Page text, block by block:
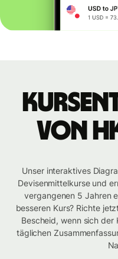
von
Unser interaktives
Devisenmittelkurse und
vergangenen 5 Jahren
besseren Kurs? Richte
Bescheid, wenn sich der
täglichen